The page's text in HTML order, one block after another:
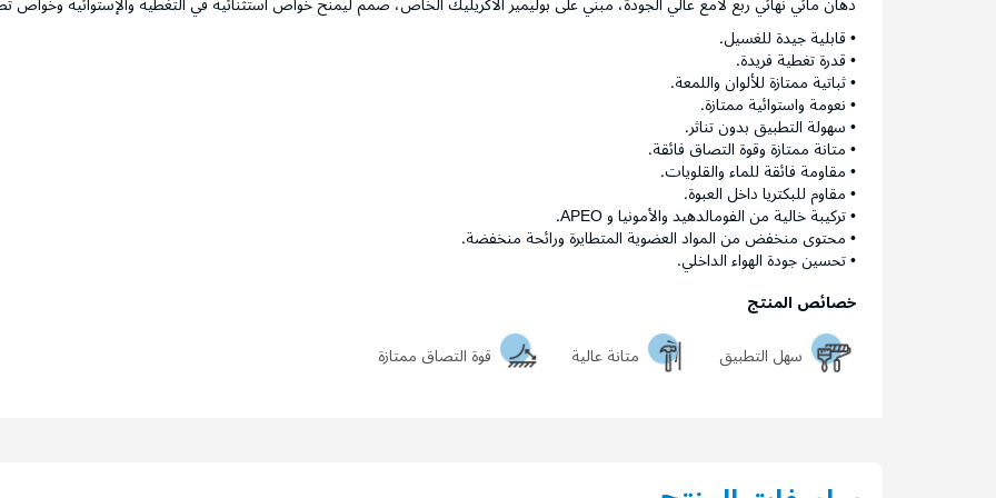
• قابلية جيدة للغسيل.
• قدرة تغطية فريدة.
• ثباتية ممتازة للألوان واللمعة.
• نعومة واستوائية ممتازة.
• سهولة التطبيق بدون تناثر.
• متانة ممتازة وقوة التصاق فائقة.
• مقاومة فائقة للماء والقلويات.
• مقاوم للبكتريا داخل العبوة.
• تركيبة خالية من الفومالدهيد والأمونيا و APEO.
• محتوى منخفض من المواد العضوية المتطايرة ورائحة منخفضة.
• تحسين جودة الهواء الداخلي.
خصائص المنتج
سهل التطبيق
متانة عالية قوة التصاق ممتازة